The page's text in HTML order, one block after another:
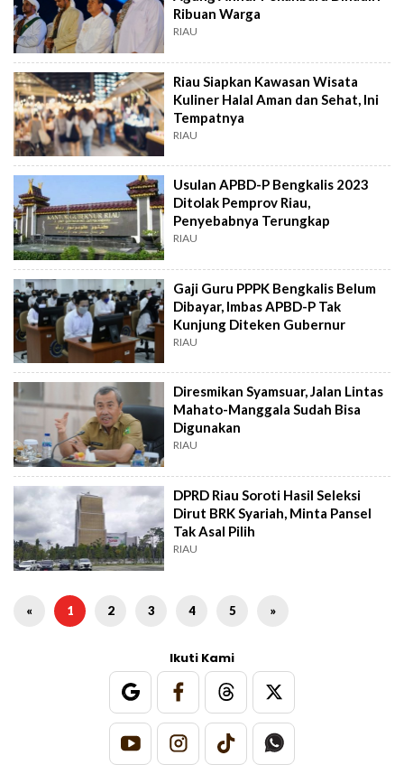
Ribuan Warga
RIAU
Riau Siapkan Kawasan Wisata
Kuliner Halal Aman dan Sehat, Ini
Tempatnya
RIAU
Usulan APBD-P Bengkalis 2023
Ditolak Pemprov Riau,
Penyebabnya Terungkap
RIAU
Gaji Guru PPPK Bengkalis Belum
Dibayar, Imbas APBD-P Tak
Kunjung Diteken Gubernur
RIAU
Diresmikan Syamsuar, Jalan Lintas
Mahato-Manggala Sudah Bisa
Digunakan
RIAU
DPRD Riau Soroti Hasil Seleksi
Dirut BRK Syariah, Minta Pansel
Tak Asal Pilih
RIAU
« 1 2 3 4 5 »
Ikuti Kami